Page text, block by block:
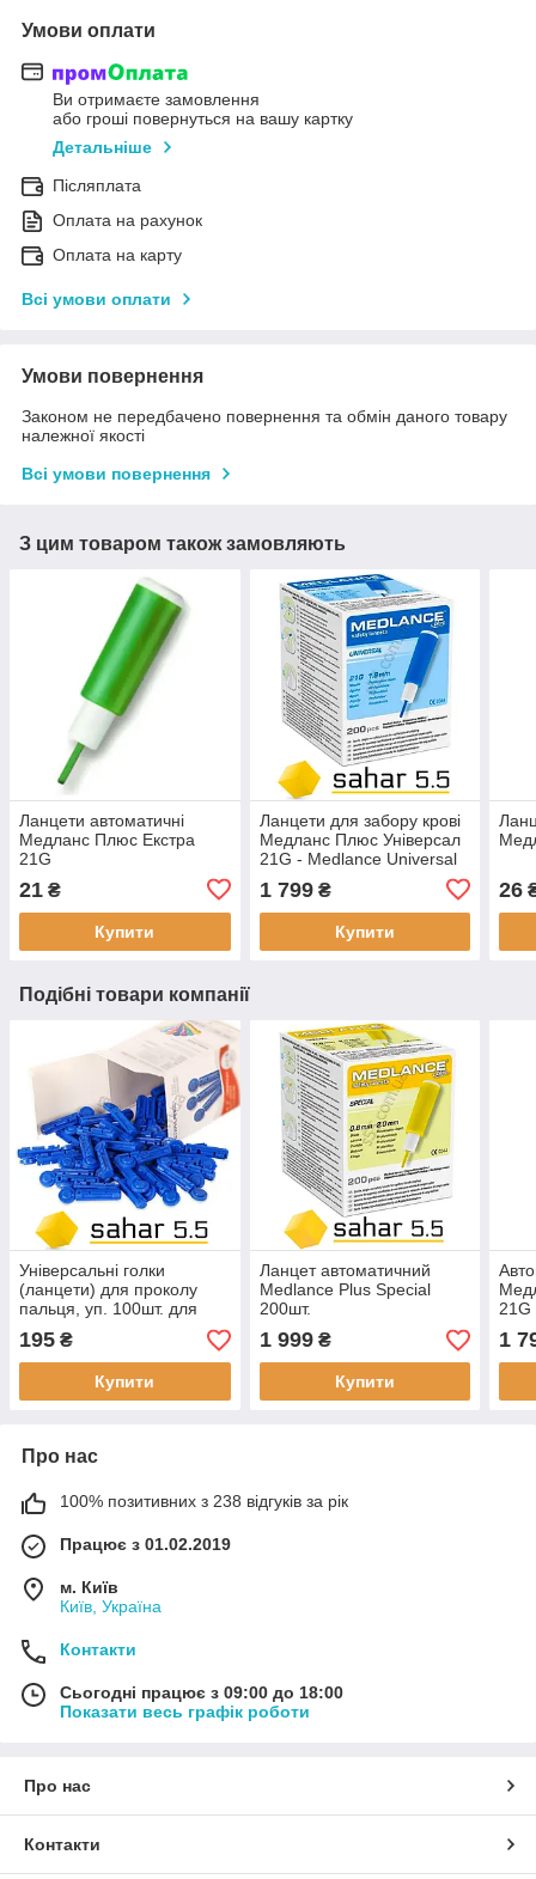
Умови оплати
Ви отримаєте замовлення
або гроші повернуться на вашу картку
Детальніше
Післяплата
Оплата на рахунок
Оплата на карту
Всі умови оплати
Умови повернення
Законом не передбачено повернення та обмін даного товару
належної якості
Всі умови повернення
З цим товаром також замовляють
Ланцети автоматичні
Медланс Плюс Екстра
21G
21 ₴
Купити
Ланцети для забору крові
Медланс Плюс Універсал
21G - Medlance Universal
1 799₴
Купити
26
Подібні товари компанії
Універсальні голки
(ланцети) для проколу
пальця, уп. 100шт. для
Контур ТС, Он Колл Плюс,
Біонайм
195 ₴
Купити
Ланцет автоматичний
Medlance Plus Special
200шт.
1 999₴
Купити
21G
1
Про нас
100% позитивних з 238 відгуків за рік
Працює з 01.02.2019
м. Київ
Київ, Україна
Контакти
Сьогодні працює з 09:00 до 18:00
Показати весь графік роботи
Про нас
Контакти